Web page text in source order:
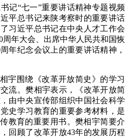
记“七一”重要讲话精神专题视频
平总书记来陕考察时的重要讲话
习近平总书记在中央人才工作会
周年大会、出席中华人民共和国恢
年纪念会议上的重要讲话精神，
围绕《改革开放简史》的学习
流。樊相宇表示，《改革开放简
由中央宣传部组织中国社会科学
史学习教育的重要参考材料，是
教育的重要用书。樊相宇简要介
回顾了改革开放43年的发展历程